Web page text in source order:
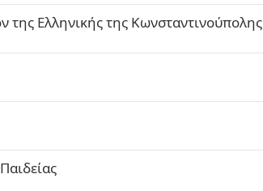
Ελληνικής της Κωνσταντινούπολης